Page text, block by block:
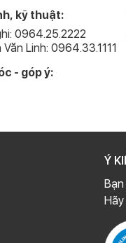
gọn đi rất nhiều, điều
kỹ thuật:
0964.25.2222
Linh: 0964.33.1111
- góp ý:
Ý